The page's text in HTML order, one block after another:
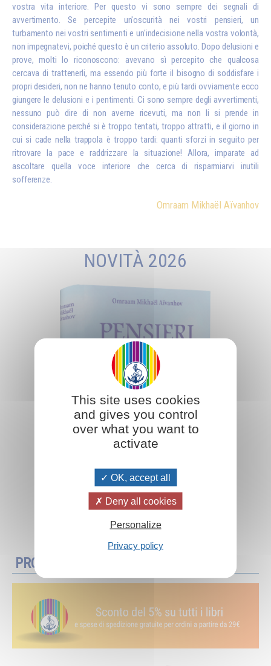
vostra vita interiore. Per questo vi sono sempre dei segnali di
avvertimento. Se percepite un'oscurità nei vostri pensieri, un
turbamento nei vostri sentimenti e un'indecisione nella vostra volontà,
non impegnatevi, poiché questo è un criterio assoluto. Dopo delusioni e
prove, molti lo riconoscono: avevano sì percepito che qualcosa
cercava di trattenerli, ma essendo più forte il bisogno di soddisfare i
propri desideri, non ne hanno tenuto conto, e più tardi ovviamente ecco
giungere le delusioni e i pentimenti. Ci sono sempre degli avvertimenti,
nessuno può dire di non averne ricevuti, ma non li si prende in
considerazione perché si è troppo tentati, troppo attratti, e il giorno in
cui si cade nella trappola è troppo tardi: quanti sforzi in seguito per
ritrovare la pace e raddrizzare la situazione! Allora, imparate ad
ascoltare quella voce interiore che cerca di risparmiarvi inutili
sofferenze.
Omraam Mikhaël Aïvanhov
NOVITÀ 2026
Aggiungi al carrello
PROMOZIONI
This site uses cookies
and gives you control
over what you want to
activate
OK, accept all
Deny all cookies
Personalize
Privacy policy